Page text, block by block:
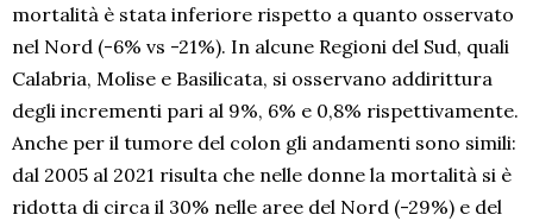
mortalità è stata inferiore rispetto a quanto osservato
nel Nord (-6% vs -21%). In alcune Regioni del Sud, quali
Calabria, Molise e Basilicata, si osservano addirittura
degli incrementi pari al 9%, 6% e 0,8% rispettivamente.
Anche per il tumore del colon gli andamenti sono simili:
dal 2005 al 2021 risulta che nelle donne la mortalità si è
ridotta di circa il 30% nelle aree del Nord (-29%) e del